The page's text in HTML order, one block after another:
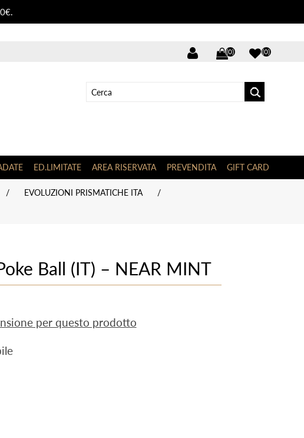
(0) (0)
ED.LIMITATE AREA RISERVATA PREVENDITA GIFT CARD
/ EVOLUZIONI PRISMATICHE ITA
/
Ball (IT) – NEAR MINT
per questo prodotto